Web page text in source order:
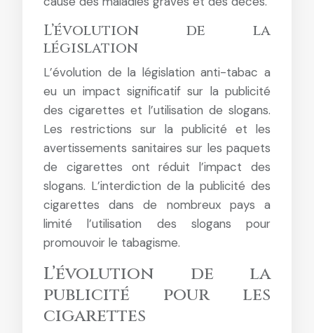
L’évolution de la
législation
L’évolution de la législation anti-tabac a
eu un impact significatif sur la publicité
des cigarettes et l’utilisation de slogans.
Les restrictions sur la publicité et les
avertissements sanitaires sur les paquets
de cigarettes ont réduit l’impact des
slogans. L’interdiction de la publicité des
cigarettes dans de nombreux pays a
limité l’utilisation des slogans pour
promouvoir le tabagisme.
L’évolution de la
publicité pour les
cigarettes